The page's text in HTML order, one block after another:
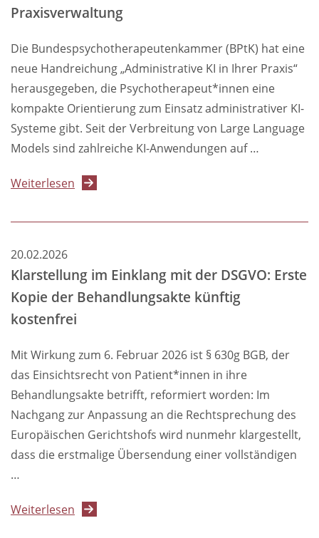
ambulanten
–
Was
ist
zu
beachten?"
Praxisverwaltung
Die Bundespsychotherapeutenkammer (BPtK) hat eine
neue Handreichung „Administrative KI in Ihrer Praxis“
herausgegeben, die Psychotherapeut*innen eine
kompakte Orientierung zum Einsatz administrativer KI-
Systeme gibt. Seit der Verbreitung von Large Language
Models sind zahlreiche KI-Anwendungen auf …
Weiterlesen über
veröffentlicht
KI
in
der
20.02.2026
Klarstellung im Einklang mit der DSGVO: Erste
Kopie der Behandlungsakte künftig
kostenfrei
Mit Wirkung zum 6. Februar 2026 ist § 630g BGB, der
das Einsichtsrecht von Patient*innen in ihre
Behandlungsakte betrifft, reformiert worden: Im
Nachgang zur Anpassung an die Rechtsprechung des
Europäischen Gerichtshofs wird nunmehr klargestellt,
dass die erstmalige Übersendung einer vollständigen
…
Weiterlesen über